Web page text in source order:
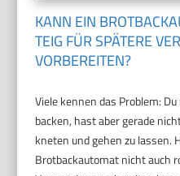
KANN EIN
TEIG FÜR SPÄTERE
VORBEREITEN?
Viele kennen das Problem:
backen, hast aber gerade
kneten und gehen zu lassen.
Brotbackautomat nicht auch